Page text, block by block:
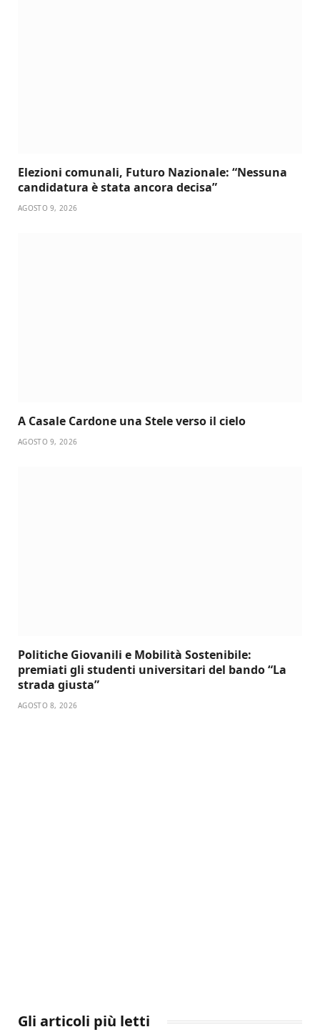
Elezioni comunali, Futuro Nazionale: “Nessuna
candidatura è stata ancora decisa”
AGOSTO 9, 2026
A Casale Cardone una Stele verso il cielo
AGOSTO 9, 2026
Politiche Giovanili e Mobilità Sostenibile:
premiati gli studenti universitari del bando “La
strada giusta”
AGOSTO 8, 2026
Gli articoli più letti